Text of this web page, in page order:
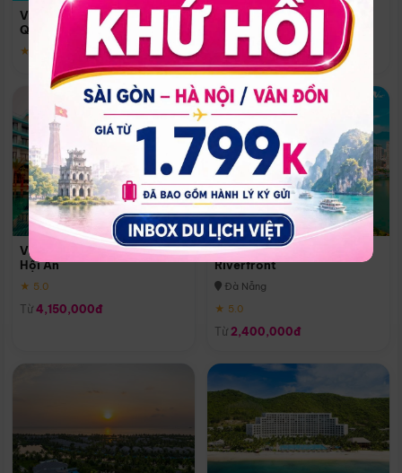
Vinpearl Resort & Spa Phu
Quoc
★ 5.0
Quoc
Phú Quốc
★ 5.0
Vinpearl Resort & Golf Nam
Hội An
★ 5.0
Từ 4,150,000đ
Melia Vinpearl Danang
Riverfront
Đà Nẵng
★ 5.0
Từ 2,400,000đ